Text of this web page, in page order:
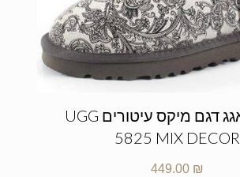
מגפי האגג דגם מיקס עיטורים UGG
5825 MIX DECOR
449.00 ₪